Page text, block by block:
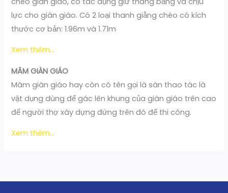
lực cho giàn giáo. Có 2 loại thanh giằng chéo có kích
thước cơ bản: 1.96m và 1.71m
Xem thêm…
MÂM GIÀN GIÁO
Mâm giàn giáo hay còn có tên gọi là sàn thao tác là
vật dụng dùng để gác lên khung của giàn giáo trên cao
để người thợ xây dựng đứng trên đó để thi công.
Xem thêm…